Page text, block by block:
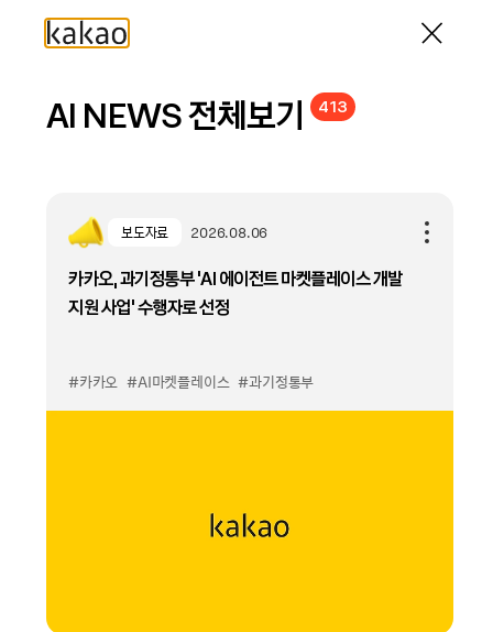
AI NEWS 전체보기 413
보도자료 2026.08.06
카카오, 과기정통부 ‘AI 에이전트 마켓플레이스 개발
지원 사업’ 수행자로 선정
#카카오 #AI마켓플레이스 #과기정통부